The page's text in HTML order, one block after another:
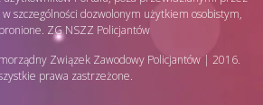
szczególności dozwolonym użytkiem osobistym,
ZG NSZZ Policjantów
Związek Zawodowy Policjantów | 2016.
prawa zastrzeżone.